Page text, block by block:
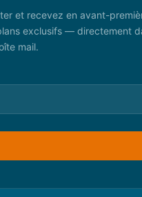
et recevez en avant-
exclusifs — directement
mail.